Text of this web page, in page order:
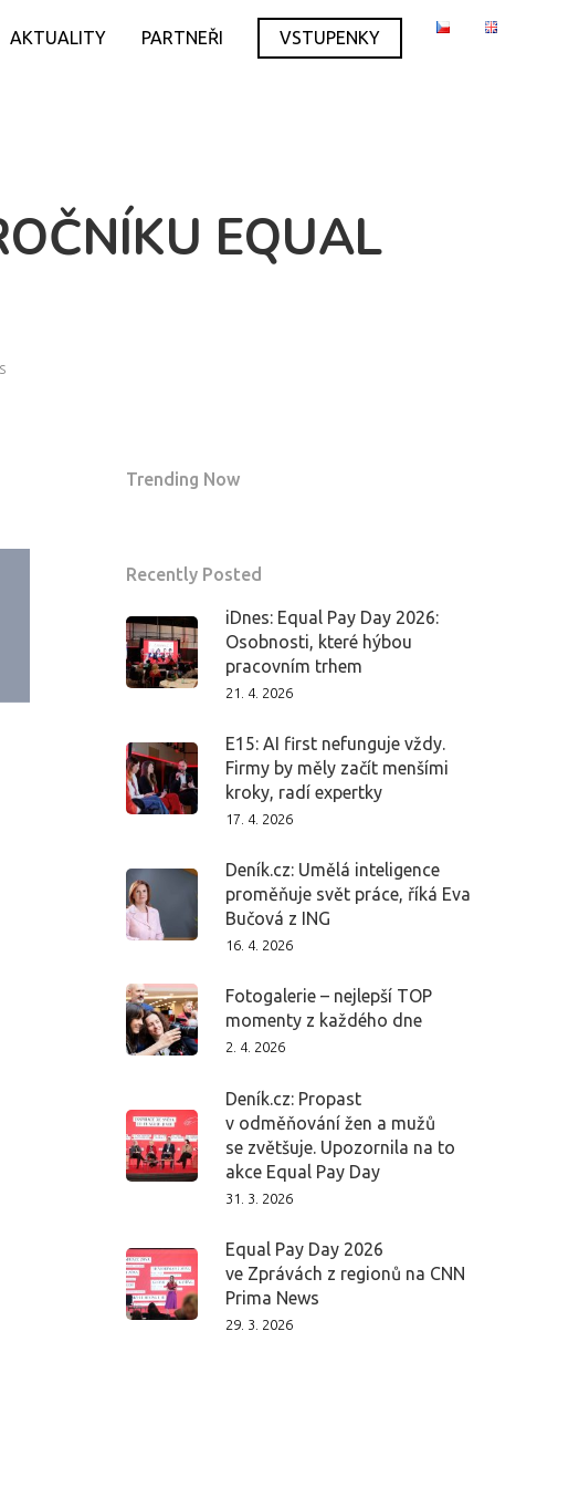
AKTUALITY PARTNEŘI VSTUPENKY
EQUAL
Trending Now
Recently Posted
iDnes: Equal Pay Day 2026:
Osobnosti, které hýbou
pracovním trhem
21. 4. 2026
E15: AI first nefunguje vždy.
Firmy by měly začít menšími
kroky, radí expertky
17. 4. 2026
Deník.cz: Umělá inteligence
proměňuje svět práce, říká Eva
Bučová z ING
16. 4. 2026
Fotogalerie – nejlepší TOP
momenty z každého dne
2. 4. 2026
Deník.cz: Propast
v odměňování žen a mužů
se zvětšuje. Upozornila na to
akce Equal Pay Day
31. 3. 2026
Equal Pay Day 2026
ve Zprávách z regionů na CNN
Prima News
29. 3. 2026